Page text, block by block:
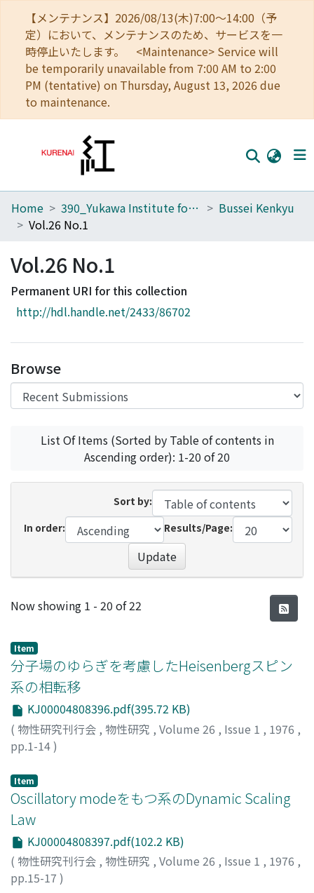
【メンテナンス】2026/08/13(木)7:00～14:00（予
定）において、メンテナンスのため、サービスを一
時停止いたします。 <Maintenance> Service will
be temporarily unavailable from 7:00 AM to 2:00
PM (tentative) on Thursday, August 13, 2026 due
to maintenance.
Home
Browse
Download Ranking
Access Statistics
Home 390_Yukawa Institute for Theoretical Physics
Bussei Kenkyu
Vol.26 No.1
Vol.26 No.1
Permanent URI for this collection
http://hdl.handle.net/2433/86702
Browse
List Of Items (Sorted by Table of contents in
Ascending order): 1-20 of 20
Sort by:
In order:
Results/Page:
Update
Recent Submissions
Now showing 1 - 20 of 22
Item
分子場のゆらぎを考慮したHeisenbergスピン
系の相転移
KJ00004808396.pdf(395.72 KB)
( 物性研究刊行会 , 物性研究 , Volume 26 , Issue 1 , 1976 ,
pp.1-14)
Item
Oscillatory modeをもつ系のDynamic Scaling
Law
KJ00004808397.pdf(102.2 KB)
( 物性研究刊行会 , 物性研究 , Volume 26 , Issue 1 , 1976 ,
pp.15-17 )